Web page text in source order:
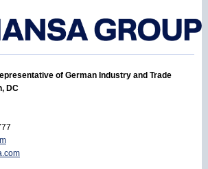
of German Industry and Trade
DC